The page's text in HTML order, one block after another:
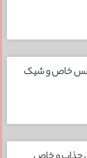
لوکس زیبا؛ ۱۵ عکس خاص و شیک